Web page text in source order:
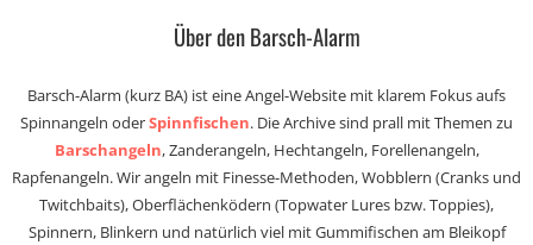
Über den Barsch-Alarm
Barsch-Alarm (kurz BA) ist eine Angel-Website mit klarem Fokus aufs
Spinnangeln oderSpinnfischen. Die Archive sind prall mit Themen zu
Barschangeln, Zanderangeln, Hechtangeln, Forellenangeln,
Rapfenangeln. Wir angeln mit Finesse-Methoden, Wobblern (Cranks und
Twitchbaits), Oberflächenködern (Topwater Lures bzw. Toppies),
Spinnern, Blinkern und natürlich viel mit Gummifischen am Bleikopf